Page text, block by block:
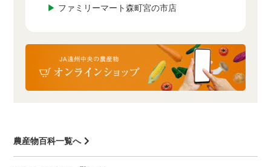
▶ ファミリーマート森町宮の市店
農産物百科一覧へ